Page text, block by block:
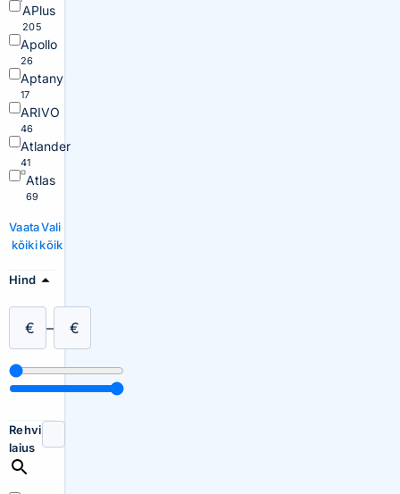
APlus
205
Apollo
26
Aptany
17
ARIVO
46
Atlander
41
Atlas
69
Vaata
kõiki
Vali
kõik
Hind
€ – €
Rehvi
laius